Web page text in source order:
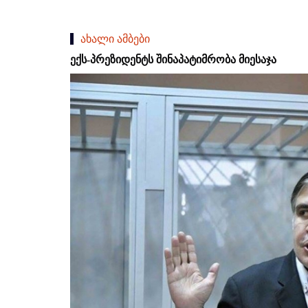
ახალი ამბები
ექს-პრეზიდენტს შინაპატიმრობა მიესაჯა